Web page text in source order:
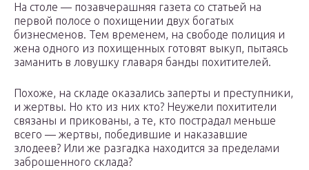
На столе — позавчерашняя газета со статьей на
первой полосе о похищении двух богатых
бизнесменов. Тем временем, на свободе полиция и
жена одного из похищенных готовят выкуп, пытаясь
заманить в ловушку главаря банды похитителей.
Похоже, на складе оказались заперты и преступники,
и жертвы. Но кто из них кто? Неужели похитители
связаны и прикованы, а те, кто пострадал меньше
всего — жертвы, победившие и наказавшие
злодеев? Или же разгадка находится за пределами
заброшенного склада?